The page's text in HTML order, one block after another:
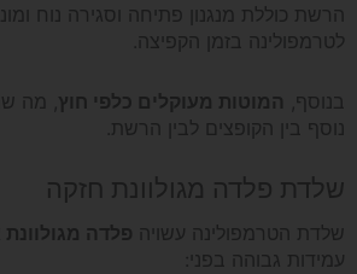
הרשת כוללת מנגנון פתיחה וסגירה נוח
לטרמפולינה בזמן הקפיצה.
בנוסף, המוטות מעוקלים כלפי חוץ , מה
נוסף בין הקופצים לבין הרשת.
שלדת פלדה מגולוונת חזקה
שלדת הטרמפולינה עשויה פלדה מגולוונת
עמידות גבוהה בפני: